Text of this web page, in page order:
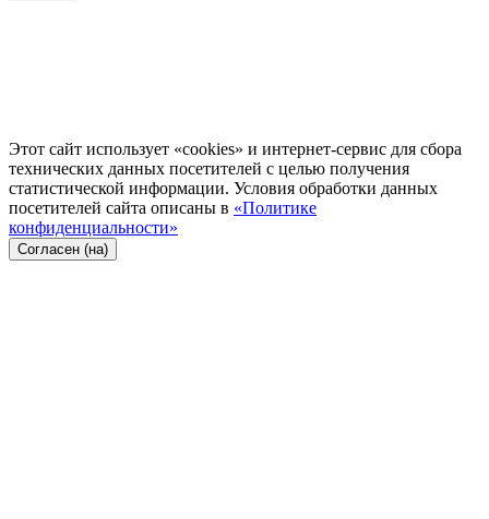
Этот сайт использует «cookies» и интернет-сервис для сбора
технических данных посетителей с целью получения
статистической информации. Условия обработки данных
посетителей сайта описаны в «Политике
конфиденциальности»
Согласен (на)